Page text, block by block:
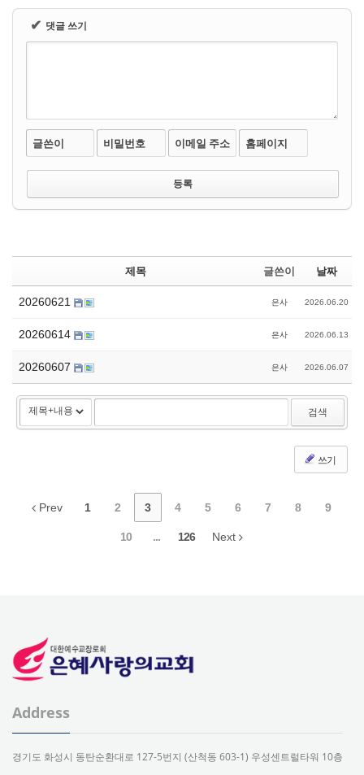
✔ 댓글 쓰기
글쓴이 비밀번호 이메일 주소 홈페이지
제목 글쓴이 날짜
20260621 은사 2026.06.20
20260614 은사 2026.06.13
20260607 은사 2026.06.07
검색
쓰기
Prev 1 2 3 4 5 6 7 8 9
10 ... 126 Next
Address
경기도 화성시 동탄순환대로 127-5번지 (산척동 603-1) 우성센트럴타워 10층